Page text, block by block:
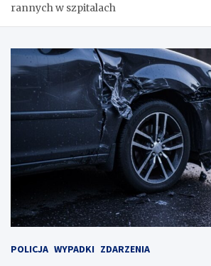
rannych w szpitalach
POLICJA WYPADKI ZDARZENIA